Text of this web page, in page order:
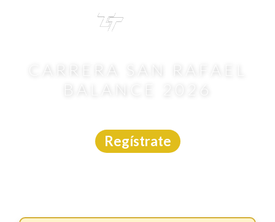
CARRERA SAN RAFAEL
Regístrate